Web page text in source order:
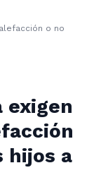
o no
exigen
hijos a